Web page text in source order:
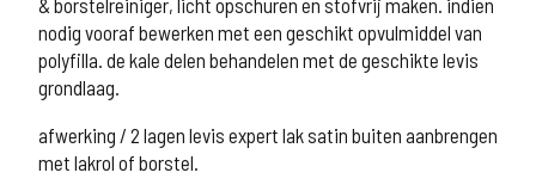
nodig vooraf bewerken met een geschikt opvulmiddel van
polyfilla. de kale delen behandelen met de geschikte levis
grondlaag.
afwerking / 2 lagen levis expert lak satin buiten aanbrengen
met lakrol of borstel.